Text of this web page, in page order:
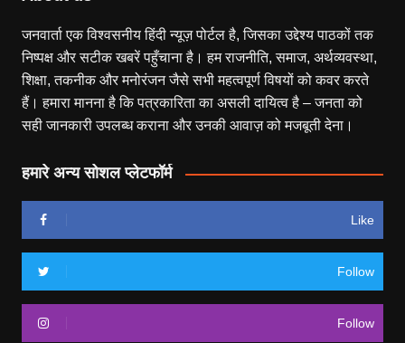
जनवार्ता एक विश्वसनीय हिंदी न्यूज़ पोर्टल है, जिसका उद्देश्य पाठकों तक
निष्पक्ष और सटीक खबरें पहुँचाना है। हम राजनीति, समाज, अर्थव्यवस्था,
शिक्षा, तकनीक और मनोरंजन जैसे सभी महत्वपूर्ण विषयों को कवर करते
हैं। हमारा मानना है कि पत्रकारिता का असली दायित्व है – जनता को
सही जानकारी उपलब्ध कराना और उनकी आवाज़ को मजबूती देना।
हमारे अन्य सोशल प्लेटफॉर्म
Like
Follow
Follow